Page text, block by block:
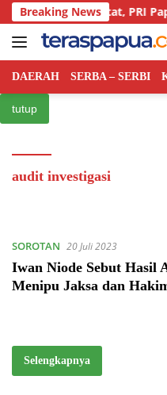
Langsung
ke
konten
Breaking News
Kian Ketat, PRI Papua
DAERAH SERBA – SERBI
tutup
audit investigasi
SOROTAN 20 Juli 2023
Iwan Niode Sebut Hasil
Menipu Jaksa dan
Selengkapnya